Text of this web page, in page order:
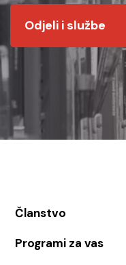
Odjeli i službe
Članstvo
Programi za vas